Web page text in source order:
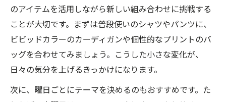
のアイテムを活用しながら新しい組み合わせに挑戦する
ことが大切です。まずは普段使いのシャツやパンツに、
ビビッドカラーのカーディガンや個性的なプリントのバ
ッグを合わせてみましょう。こうした小さな変化が、
日々の気分を上げるきっかけになります。
次に、曜日ごとにテーマを決めるのもおすすめです。た